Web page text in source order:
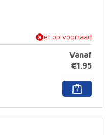
niet op voorraad
Vanaf
€1.95
Dit